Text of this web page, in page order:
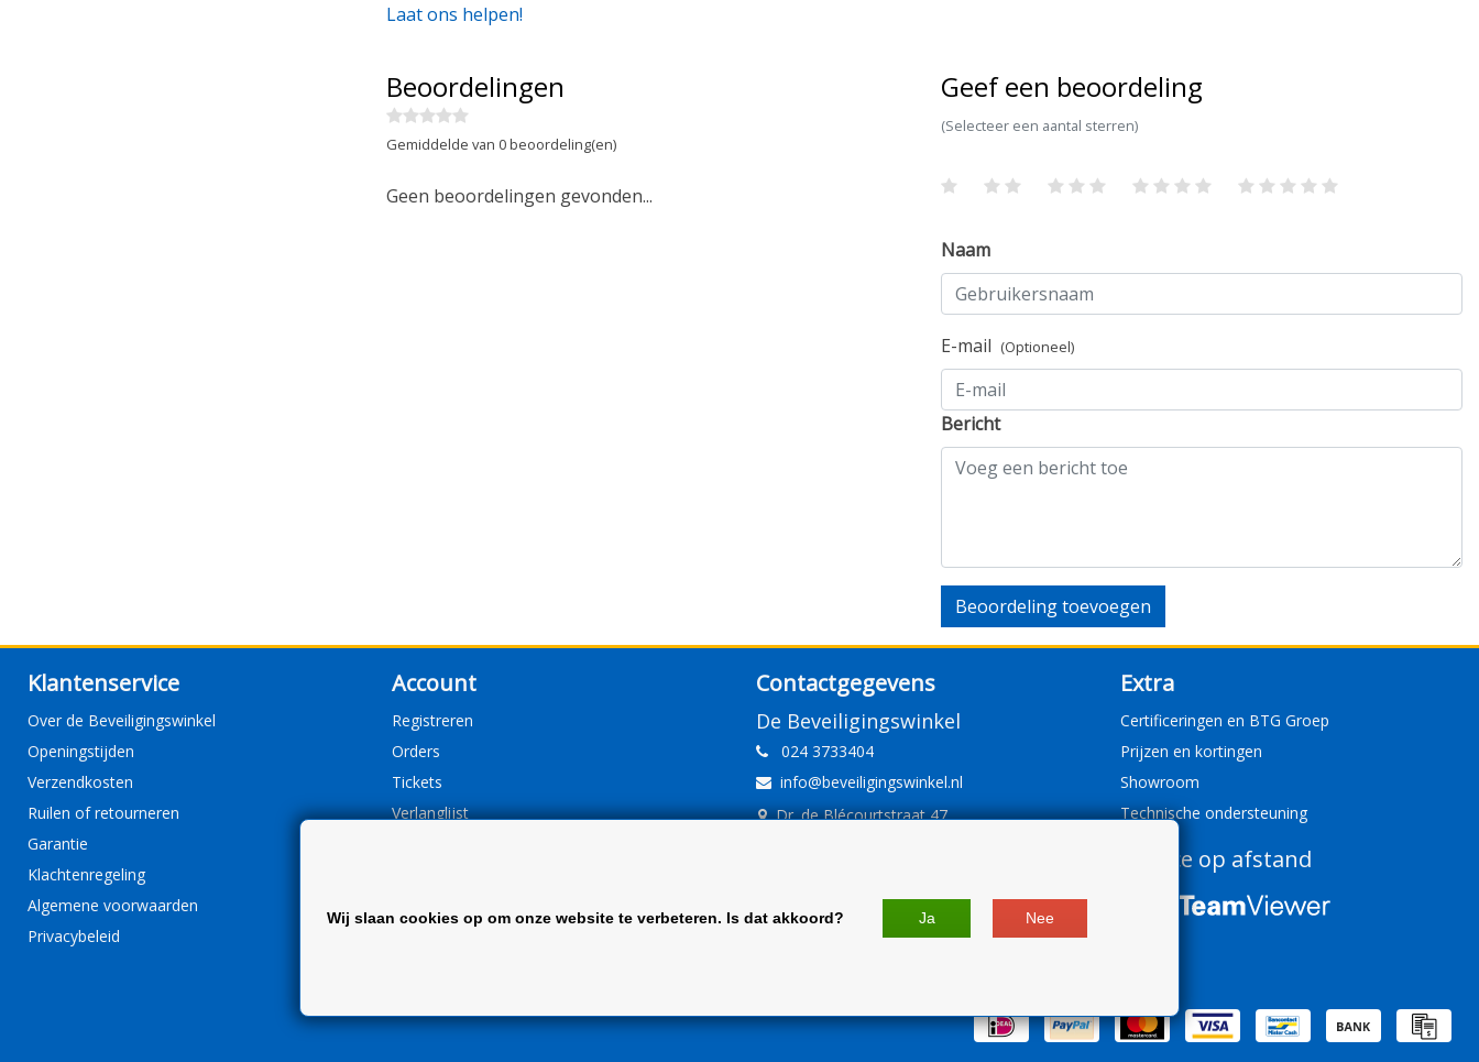
Laat ons helpen!
Beoordelingen
Gemiddelde van 0 beoordeling(en)
Geen beoordelingen gevonden...
Geef een beoordeling
(Selecteer een aantal sterren)
Naam
E-mail (Optioneel)
Bericht
Beoordeling toevoegen
Klantenservice
Over de Beveiligingswinkel
Openingstijden
Verzendkosten
Ruilen of retourneren
Garantie
Klachtenregeling
Algemene voorwaarden
Privacybeleid
Account
Registreren
Orders
Tickets
Verlanglijst
Contactgegevens
De Beveiligingswinkel
024 3733404
info@beveiligingswinkel.nl
Dr. de Blécourtstraat 47
BTW: NL 81.60.68.707.B01
Extra
Certificeringen en BTG Groep
Prijzen en kortingen
Showroom
Technische ondersteuning
Service op afstand
Wij slaan cookies op om onze website te verbeteren. Is dat akkoord? Ja Nee